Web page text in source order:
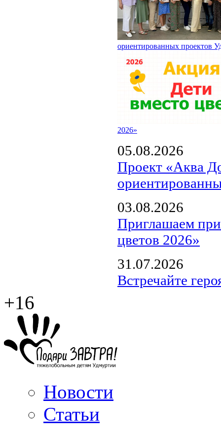
ориентированных проектов
2026»
05.08.2026
Проект «Аква
03.08.2026
Приглашаем
цветов 2026»
31.07.2026
Встречайте
+16
Новости
Статьи